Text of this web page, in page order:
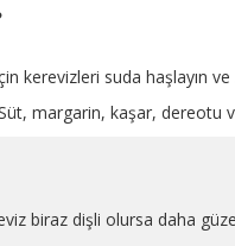
kerevizleri suda haşlayın
margarin, kaşar, dereotu
biraz dişli olursa daha